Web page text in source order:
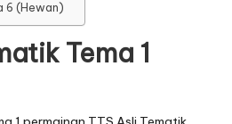
6 (Hewan)
Tema 1